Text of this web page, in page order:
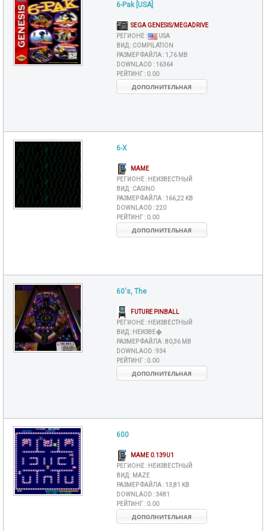
6-Pak [USA]
SEGA GENESIS/MEGADRIVE
РЕГИОНЕ :
USA
ВИД : COMPILATION
РАЗМЕР ФАЙЛА : 1,76 MB
DOWNLAOD : 16364
РЕЙТИНГ : 0.00
ДОПОЛНИТЕЛЬНАЯ
6-X
MAME
РЕГИОНЕ : НЕИЗВЕСТНЫЙ
ВИД : CASINO
РАЗМЕР ФАЙЛА : 166,22 KB
DOWNLAOD :220
РЕЙТИНГ : 0.00
ДОПОЛНИТЕЛЬНАЯ
60's, The
FUTURE PINBALL
РЕГИОНЕ : НЕИЗВЕСТНЫЙ
ВИД : НЕИЗВЕ�
РАЗМЕР ФАЙЛА :80,36 MB
DOWNLAOD :934
РЕЙТИНГ : 0.00
ДОПОЛНИТЕЛЬНАЯ
600
MAME 0.139U1
РЕГИОНЕ : НЕИЗВЕСТНЫЙ
ВИД : MAZE
РАЗМЕР ФАЙЛА : 13,81 KB
DOWNLAOD :3481
РЕЙТИНГ : 0.00
ДОПОЛНИТЕЛЬНАЯ